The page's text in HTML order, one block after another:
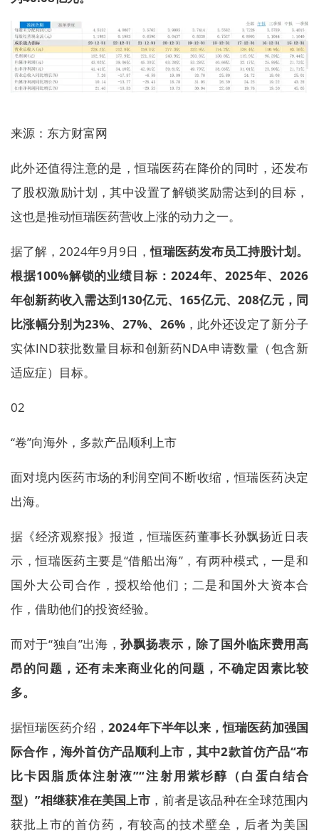
来源：东方财富网
此外还值得注意的是，恒瑞医药在降价的同时，还发布
了股权激励计划，其中设置了解锁奖励需达到的目标，
这也是推动恒瑞医药营收上涨的动力之一。
据了解，2024年9月9日，恒瑞医药发布员工持股计划。
根据100%解锁的业绩目标：2024年、2025年、2026
年创新药收入需达到130亿元、165亿元、208亿元，同
比涨幅分别为23%、27%、26%，此外还设定了新分子
实体IND获批数量目标和创新药NDA申请数量（包含新
适应症）目标。
02
“卷”向海外，多款产品顺利上市
面对境内医药市场的利润空间不断收缩，恒瑞医药决定
出海。
据《经济观察报》报道，恒瑞医药董事长孙飘扬近日表
示，恒瑞医药主要是“借船出海”，有两种模式，一是和
国外大公司合作，授权给他们；二是和国外大资本合
作，借助他们的投资经验。
而对于“独自”出海，孙飘扬表示，除了国外临床费用高
昂的问题，还有未来商业化的问题，不确定因素比较
多。
据恒瑞医药介绍，2024年下半年以来，恒瑞医药加强国
际合作，海外首仿产品顺利上市，其中2款首仿产品“布
比卡因脂质体注射液”“注射用紫杉醇（白蛋白结合
型）”相继获准在美国上市 ，前者是该品种在全球范围内
获批上市的首仿药，有较高的技术壁垒，后者为美国